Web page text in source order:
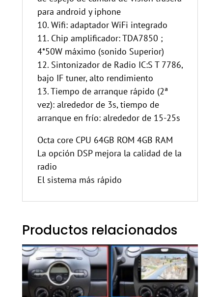
para android y iphone
10. Wifi: adaptador WiFi integrado
11. Chip amplificador: TDA7850 ;
4*50W máximo (sonido Superior)
12. Sintonizador de Radio IC:S T 7786,
bajo IF tuner, alto rendimiento
13. Tiempo de arranque rápido (2ª
vez): alrededor de 3s, tiempo de
arranque en frío: alrededor de 15-25s
Octa core CPU 64GB ROM 4GB RAM
La opción DSP mejora la calidad de la
radio
El sistema más rápido
Productos relacionados